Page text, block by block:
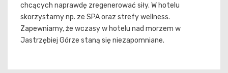
chcących naprawdę zregenerować siły. W hotelu
skorzystamy np. ze SPA oraz strefy wellness.
Zapewniamy, że wczasy w hotelu nad morzem w
Jastrzębiej Górze staną się niezapomniane.